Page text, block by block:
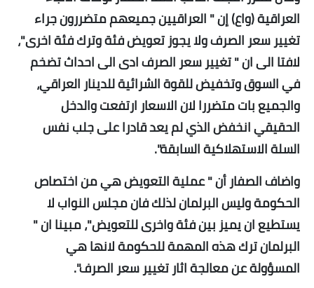
العراقية (واع) إن " العراقيين جميعهم متضررون جراء
تغيير سعر الصرف ولا يجوز تعويض فئة وترك فئة اخرى"،
لافتا الى ان " تغيير سعر الصرف ادى الى احداث تضخم
في السوق وتخفيض للقوة الشرائية للدينار العراقي،
والجميع بات متضررا لان الاسعار ارتفعت والدخل
الحقيقي انخفض الذي لم يعد قادرا على جلب نفس
السلة الاستهلاكية السابقة".
واضاف الصفار أن " عملية التعويض هي من اختصاص
الحكومة وليس البرلمان لذلك فان مجلس النواب لا
يستطيع ان يميز بين فئة واخرى للتعويض"، مبينا ان "
البرلمان ترك هذه المهمة للحكومة لانها هي
المسؤولة عن معالجة اثار تغيير سعر الصرف".